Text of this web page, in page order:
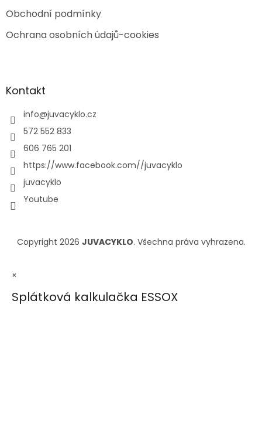
Obchodní podmínky
Ochrana osobních údajů-cookies
Kontakt
info@juvacyklo.cz
572 552 833
606 765 201
https://www.facebook.com//juvacyklo
juvacyklo
Youtube
Copyright 2026 JUVACYKLO. Všechna práva vyhrazena.
×
Splátková kalkulačka ESSOX